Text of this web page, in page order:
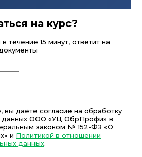
на курс?
течение 15 минут, ответит на
вы даёте согласие на обработку
данных ООО «УЦ ОбрПрофи» в
законом № 152-ФЗ «О
и Политикой в отношении
данных.